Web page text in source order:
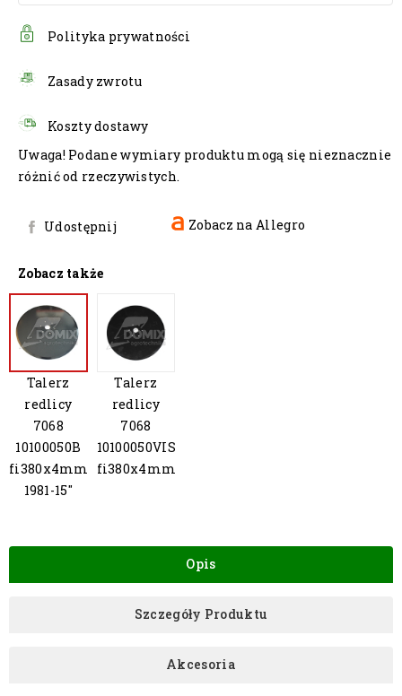
Polityka prywatności
Zasady zwrotu
Koszty dostawy
Uwaga! Podane wymiary produktu mogą się nieznacznie
różnić od rzeczywistych.
Zobacz na Allegro
Zobacz także
Talerz
redlicy
7068
10100050B
fi380x4mm
1981-15"
Talerz
redlicy
7068
10100050VIS
fi380x4mm
Udostępnij
Opis
Szczegóły Produktu
Akcesoria